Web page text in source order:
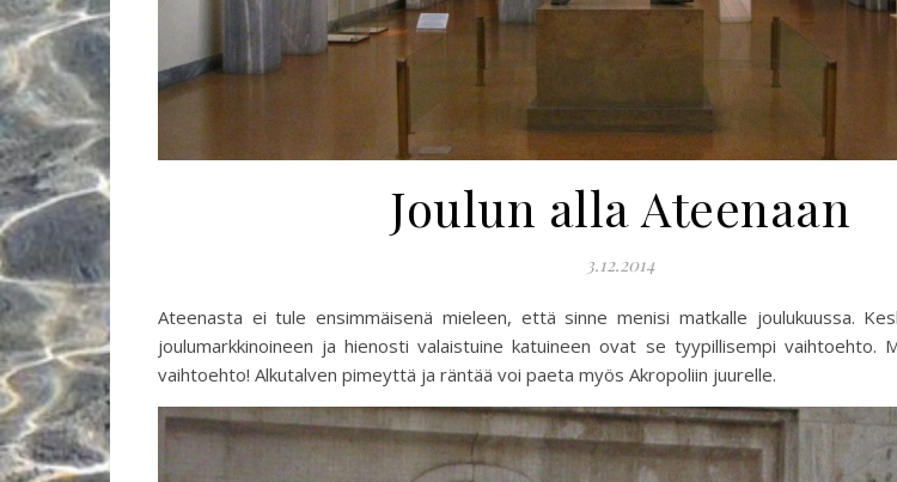
Joulun alla Ateenaan
3.12.2014
Ateenasta ei tule ensimmäisenä mieleen, että sinne menisi matkalle joulukuussa.
joulumarkkinoineen ja hienosti valaistuine katuineen ovat se tyypillisempi vaihtoehto.
vaihtoehto! Alkutalven pimeyttä ja räntää voi paeta myös Akropoliin juurelle.